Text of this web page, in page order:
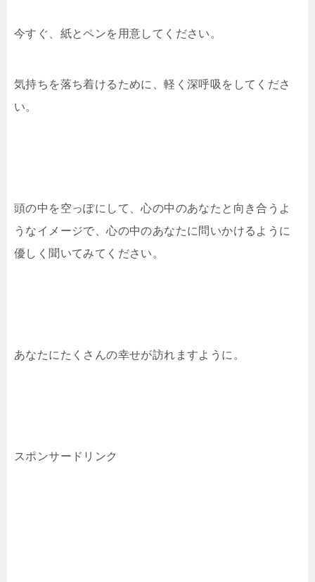
今すぐ、紙とペンを用意してください。
気持ちを落ち着けるために、軽く深呼吸をしてくださ
い。
頭の中を空っぽにして、心の中のあなたと向き合うよ
うなイメージで、心の中のあなたに問いかけるように
優しく聞いてみてください。
あなたにたくさんの幸せが訪れますように。
スポンサードリンク